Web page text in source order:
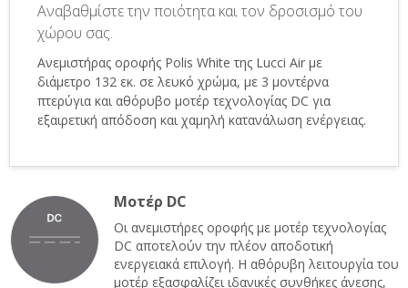
Αναβαθμίστε την ποιότητα και τον δροσισμό του
χώρου σας.
Ανεμιστήρας οροφής Polis White της Lucci Air με
διάμετρο 132 εκ. σε λευκό χρώμα, με 3 μοντέρνα
πτερύγια και αθόρυβο μοτέρ τεχνολογίας DC για
εξαιρετική απόδοση και χαμηλή κατανάλωση ενέργειας.
Μοτέρ DC
Οι ανεμιστήρες οροφής με μοτέρ τεχνολογίας
DC αποτελούν την πλέον αποδοτική
ενεργειακά επιλογή. Η αθόρυβη λειτουργία του
μοτέρ εξασφαλίζει ιδανικές συνθήκες άνεσης,